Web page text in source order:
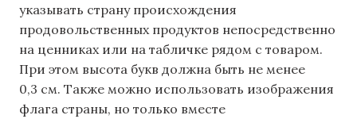
указывать страну происхождения
продовольственных продуктов непосредственно
на ценниках или на табличке рядом с товаром.
При этом высота букв должна быть не менее
0,3 см. Также можно использовать изображения
флага страны, но только вместе